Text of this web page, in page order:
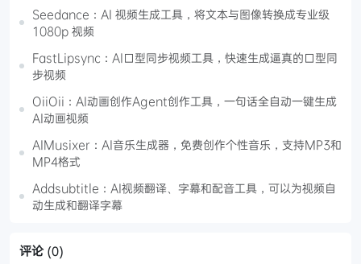
Seedance：AI 视频生成工具，将文本与图像转换成专业级
1080p 视频
FastLipsync：AI口型同步视频工具，快速生成逼真的口型同
步视频
OiiOii：AI动画创作Agent创作工具，一句话全自动一键生成
AI动画视频
AIMusixer：AI音乐生成器，免费创作个性音乐，支持MP3和
MP4格式
Addsubtitle：AI视频翻译、字幕和配音工具，可以为视频自
动生成和翻译字幕
评论 (0)